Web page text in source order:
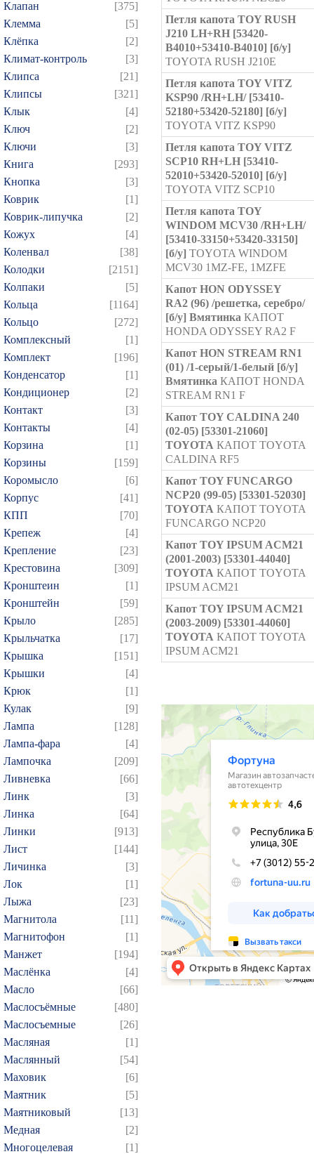
Клапан
[375]
Клемма
[5]
Клёпка
[2]
Климат-контроль
[3]
Клипса
[21]
Клипсы
[321]
Клык
[4]
Ключ
[2]
Ключи
[3]
Книга
[293]
Кнопка
[3]
Коврик
[1]
Коврик-липучка
[2]
Кожух
[4]
Коленвал
[38]
Колодки
[2151]
Колпаки
[5]
Кольца
[1164]
Кольцо
[272]
Комплексный
[1]
Комплект
[196]
Конденсатор
[1]
Кондиционер
[2]
Контакт
[3]
Контакты
[4]
Корзина
[1]
Корзины
[159]
Коромысло
[6]
Корпус
[41]
КПП
[70]
Крепеж
[4]
Крепление
[23]
Крестовина
[309]
Кронштеин
[1]
Кронштейн
[59]
Крыло
[285]
Крыльчатка
[17]
Крышка
[151]
Крышки
[4]
Крюк
[1]
Кулак
[9]
Лампа
[128]
Лампа-фара
[4]
Лампочка
[209]
Ливневка
[66]
Линк
[3]
Линка
[64]
Линки
[913]
Лист
[144]
Личинка
[3]
Лок
[1]
Лыжа
[23]
Магнитола
[11]
Магнитофон
[1]
Манжет
[194]
Маслёнка
[4]
Масло
[66]
Маслосъёмные
[480]
Маслосъемные
[26]
Масляная
[1]
Маслянный
[54]
Маховик
[6]
Маятник
[5]
Маятниковый
[13]
Медная
[2]
Многоцелевая
[1]
Петля капота TOY RUSH
J210 LH+RH [53420-
B4010+53410-B4010] [б/у]
TOYOTA RUSH J210E
Петля капота TOY VITZ
KSP90 /RH+LH/ [53410-
52180+53420-52180] [б/у]
TOYOTA VITZ KSP90
Петля капота TOY VITZ
SCP10 RH+LH [53410-
52010+53420-52010] [б/у]
TOYOTA VITZ SCP10
Петля капота TOY
WINDOM MCV30 /RH+LH/
[53410-33150+53420-33150]
[б/у] TOYOTA WINDOM
MCV30 1MZ-FE, 1MZFE
Капот HON ODYSSEY
RA2 (96) /решетка, серебро/
[б/у] Вмятинка КАПОТ
HONDA ODYSSEY RA2 F
Капот HON STREAM RN1
(01) /1-серый/1-белый [б/у]
Вмятинка КАПОТ HONDA
STREAM RN1 F
Капот TOY CALDINA 240
(02-05) [53301-21060]
TOYOTA КАПОТ TOYOTA
CALDINA RF5
Капот TOY FUNCARGO
NCP20 (99-05) [53301-52030]
TOYOTA КАПОТ TOYOTA
FUNCARGO NCP20
Капот TOY IPSUM ACM21
(2001-2003) [53301-44040]
TOYOTA КАПОТ TOYOTA
IPSUM ACM21
Капот TOY IPSUM ACM21
(2003-2009) [53301-44060]
TOYOTA КАПОТ TOYOTA
IPSUM ACM21